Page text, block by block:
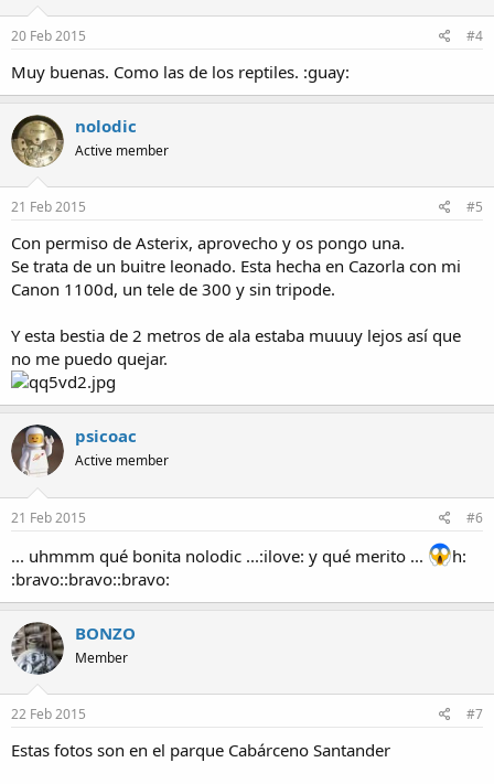
20 Feb 2015 #4
Muy buenas. Como las de los reptiles. :guay:
nolodic
Active member
21 Feb 2015 #5
Con permiso de Asterix, aprovecho y os pongo una.
Se trata de un buitre leonado. Esta hecha en Cazorla con mi
Canon 1100d, un tele de 300 y sin tripode.
Y esta bestia de 2 metros de ala estaba muuuy lejos así que
no me puedo quejar.
psicoac
Active member
21 Feb 2015 #6
... uhmmm qué bonita nolodic ...:ilove: y qué merito ...
h:
:bravo::bravo::bravo:
BONZO
Member
22 Feb 2015 #7
Estas fotos son en el parque Cabárceno Santander